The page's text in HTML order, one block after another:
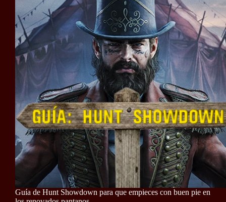
Guía de Hunt Showdown para que empieces con buen pie en